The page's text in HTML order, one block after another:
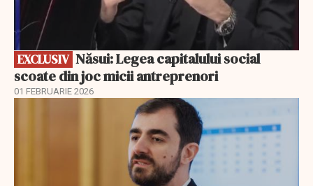
EXCLUSIV
scoate din joc micii antreprenori
01 FEBRUARIE 2026